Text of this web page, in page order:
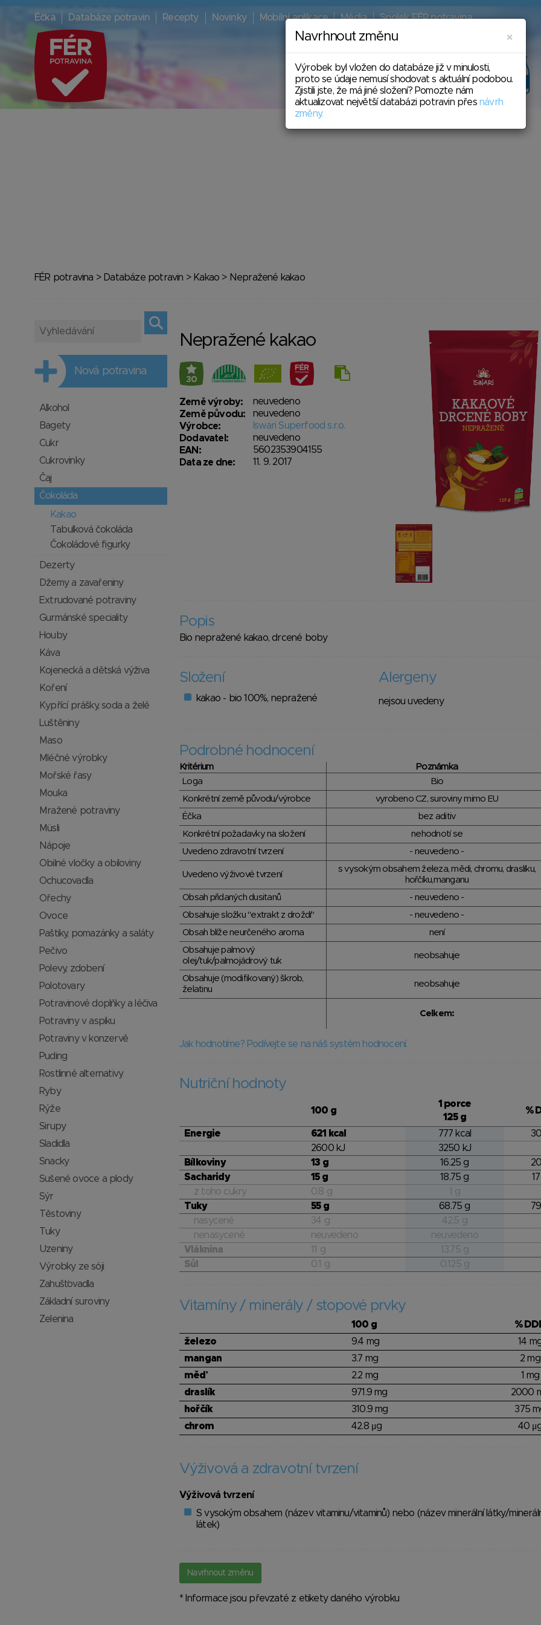
Éčka Databáze potravin Recepty Novinky Mobilní aplikace Média Spolek FÉR potravina
Nakupujtefér potraviny
bez éček s naší aplikací >
FÉR potravina > Databáze potravin > Kakao > Nepražené kakao
Nepražené kakao
30
Země výroby:
neuvedeno
Země původu:
neuvedeno
Výrobce:
Iswari Superfood s.r.o.
Dodavatel:
neuvedeno
EAN:
5602353904155
Data ze dne:
11. 9. 2017
Popis
Bio nepražené kakao, drcené boby
Složení
kakao - bio 100%, nepražené
Alergeny
nejsou uvedeny
Podrobné hodnocení
Kritérium Poznámka
Loga
Bio
Konkrétní země původu/výrobce
vyrobeno CZ, suroviny mimo EU
Éčka
bez aditiv
Konkrétní požadavky na složení
nehodnotí se
Uvedeno zdravotní tvrzení
- neuvedeno -
Uvedeno výživové tvrzení
s vysokým obsahem železa, mědi, chromu, draslíku,
hořčíku,manganu
Obsah přidaných dusitanů - neuvedeno -
Obsahuje složku "extrakt z droždí"
- neuvedeno -
Obsah blíže neurčeného aroma
není
Obsahuje palmový
olej/tuk/palmojádrový tuk
neobsahuje
Obsahuje (modifikovaný) škrob,
želatinu
neobsahuje
Celkem:
Jak hodnotíme? Podívejte se na náš systém hodnocení.
Nutriční hodnoty
100 g
1 porce
125 g
%
Energie 621 kcal 777 kcal
2600 kJ
3250 kJ
Bílkoviny
13 g 16.25 g
Sacharidy
15 g 18.75 g
z toho cukry
0.8 g
1 g
Tuky
55 g 68.75 g
nasycené
34 g
42.5 g
nenasycené
neuvedeno
neuvedeno
Vláknina
11 g
13.75 g
Sůl
0.1 g 0.125 g
Vitamíny / minerály / stopové prvky
100 g
%
železo
9.4 mg
14
mangan
3.7 mg
2 mg
měď
2.2 mg
1 mg
draslík
971.9 mg
2000
hořčík
310.9 mg
375
chrom
42.8 μg 40
Výživová a zdravotní tvrzení
Výživová tvrzení
S vysokým obsahem (název vitaminu/vitaminů) nebo (název minerální látky/
látek)
Navrhnout změnu
* Informace jsou převzaté z etikety daného výrobku
×Zavřít
Navrhnout změnu
Výrobek byl vložen do databáze již v minulosti,
proto se údaje nemusí shodovat s aktuální podobou.
Zjistili jste, že má jiné složení? Pomozte nám
aktualizovat největší databázi potravin přes návrh
změny.
Nová potravina
Alkohol
Bagety
Cukr
Cukrovinky
Čaj
Čokoláda
Kakao
Tabulková čokoláda
Čokoládové figurky
Dezerty
Džemy a zavařeniny
Extrudované potraviny
Gurmánské speciality
Houby
Káva
Kojenecká a dětská výživa
Koření
Kypřící prášky, soda a želé
Luštěniny
Maso
Mléčné výrobky
Mořské řasy
Mouka
Mražené potraviny
Müsli
Nápoje
Obilné vločky a obiloviny
Ochucovadla
Ořechy
Ovoce
Paštiky, pomazánky a saláty
Pečivo
Polevy, zdobení
Polotovary
Potravinové doplňky a léčiva
Potraviny v aspiku
Potraviny v konzervě
Puding
Rostlinné alternativy
Ryby
Rýže
Sirupy
Sladidla
Snacky
Sušené ovoce a plody
Sýr
Těstoviny
Tuky
Uzeniny
Výrobky ze sóji
Zahušťovadla
Základní suroviny
Zelenina